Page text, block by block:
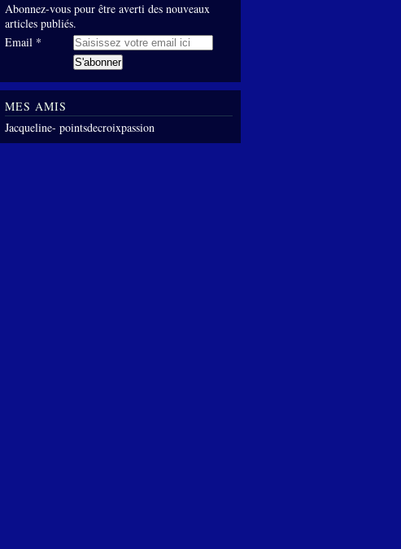
Abonnez-vous pour être averti des nouveaux
articles publiés.
Email
MES AMIS
Jacqueline- pointsdecroixpassion